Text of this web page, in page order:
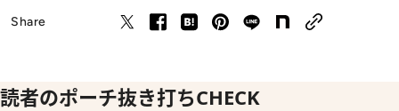
Share
読者のポーチ抜き打ちCHECK